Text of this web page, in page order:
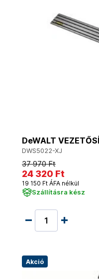
DeWALT
DWS5022-XJ
37 970 Ft
24 320 Ft
19 150 Ft ÁFA nélkül
Szállításra kész
Akció